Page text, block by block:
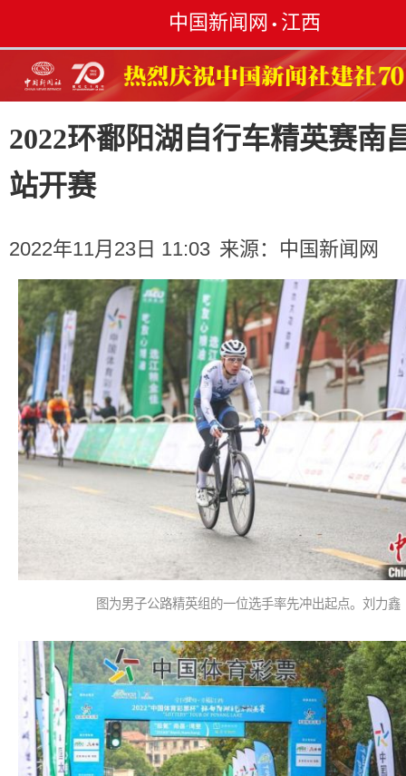
中国新闻网 • 江西
2022环鄱阳湖自行车精英赛南
站开赛
2022年11月23日 11:03 来源： 中国新闻网
图为男子公路精英组的一位选手率先冲出起点。刘力